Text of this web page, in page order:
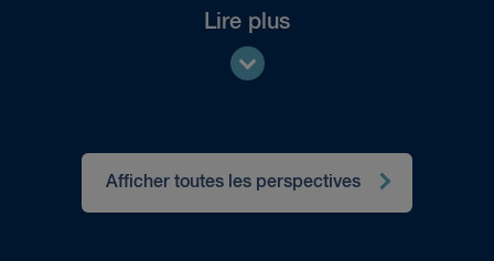
Lire plus
Afficher toutes les perspectives